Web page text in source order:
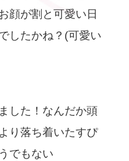
顔が割と可愛い日
したかね？(可愛い
した！なんだか頭
り落ち着いたすぴ
でもない